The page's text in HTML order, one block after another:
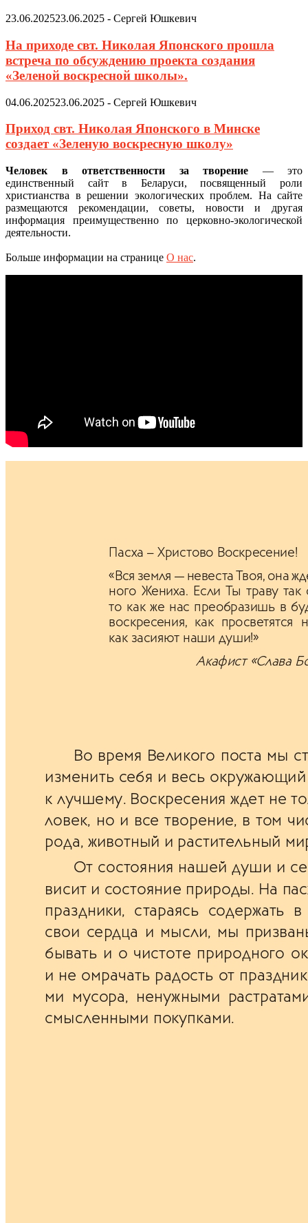
23.06.202523.06.2025 - Сергей Юшкевич
На приходе свт. Николая Японского прошла
встреча по обсуждению проекта создания
«Зеленой воскресной школы».
04.06.202523.06.2025 - Сергей Юшкевич
Приход свт. Николая Японского в Минске
создает «Зеленую воскресную школу»
Человек в ответственности за творение — это
единственный сайт в Беларуси, посвященный роли
христианства в решении экологических проблем. На сайте
размещаются рекомендации, советы, новости и другая
информация преимущественно по церковно-экологической
деятельности.
Больше информации на странице О нас.